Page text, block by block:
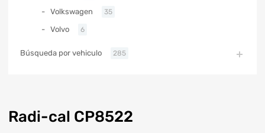
Radi-cal CP8522
Volkswagen 35
Volvo 6
Búsqueda por vehiculo 285